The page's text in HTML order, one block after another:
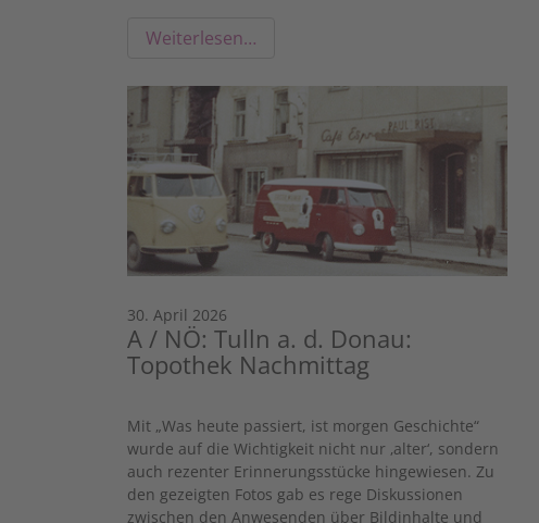
Weiterlesen…
30. April 2026
A / NÖ: Tulln a. d. Donau:
Topothek Nachmittag
Mit „Was heute passiert, ist morgen Geschichte“
wurde auf die Wichtigkeit nicht nur ‚alter‘, sondern
auch rezenter Erinnerungsstücke hingewiesen. Zu
den gezeigten Fotos gab es rege Diskussionen
zwischen den Anwesenden über Bildinhalte und